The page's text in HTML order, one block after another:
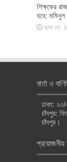
শিক্ষকের
হবে:
জুলাই 25,
বার্তা ও
ঢাকা:
চাঁদপুর:
চাঁদপুর।
প্রয়োজনীয়